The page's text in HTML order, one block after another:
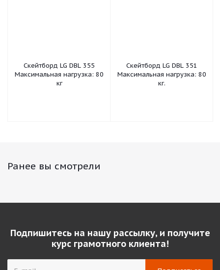
Скейтборд LG DBL 355
Максимальная нагрузка: 80
кг
Скейтборд LG DBL 351
Максимальная нагрузка: 80
кг.
Ранее вы смотрели
Подпишитесь на нашу рассылку, и получите
курс грамотного клиента!